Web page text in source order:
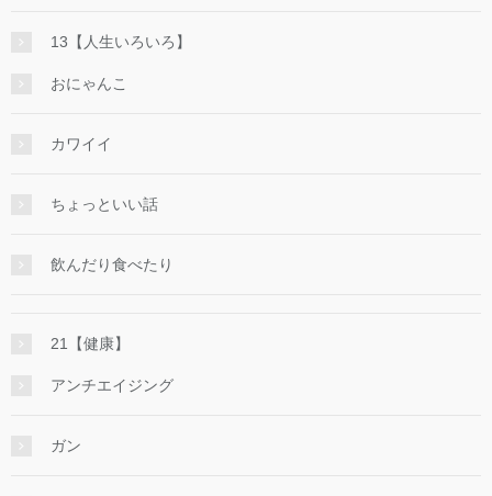
13【人生いろいろ】
おにゃんこ
カワイイ
ちょっといい話
飲んだり食べたり
21【健康】
アンチエイジング
ガン